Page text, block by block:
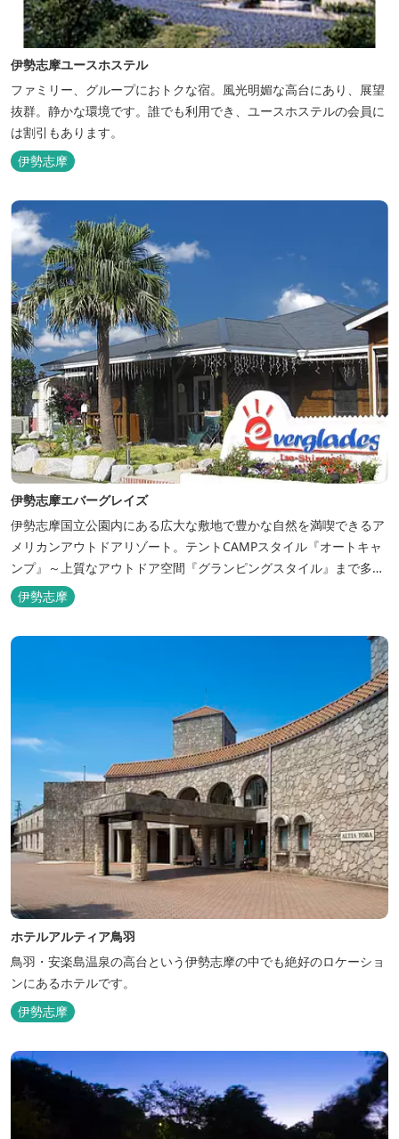
伊勢志摩ユースホステル
ファミリー、グループにおトクな宿。風光明媚な高台にあり、展望
抜群。静かな環境です。誰でも利用でき、ユースホステルの会員に
は割引もあります。
伊勢志摩
伊勢志摩エバーグレイズ
伊勢志摩国立公園内にある広大な敷地で豊かな自然を満喫できるア
メリカンアウトドアリゾート。テントCAMPスタイル『オートキャ
ンプ』～上質なアウトドア空間『グランピングスタイル』まで多彩
な宿泊スタイルを体験できます。 場内ではキッズイベント＆アクテ
ィビティーが人気！365日開催のアメリカンカルチャーを取り入れ
たキッズイベント、カナディアンカヌー、ペダルボート、ファンサ
伊勢志摩
ホテルアルティア鳥羽
鳥羽・安楽島温泉の高台という伊勢志摩の中でも絶好のロケーショ
ンにあるホテルです。
伊勢志摩